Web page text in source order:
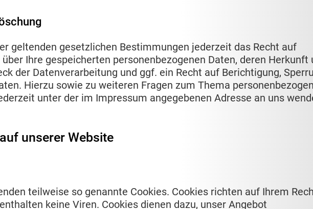
geltenden gesetzlichen Bestimmungen jederzeit das Recht auf
Ihre gespeicherten personenbezogenen Daten, deren Herkunft
der Datenverarbeitung und ggf. ein Recht auf Berichtigung,
Hierzu sowie zu weiteren Fragen zum Thema
unter der im Impressum angegebenen Adresse an uns
unserer Website
teilweise so genannte Cookies. Cookies richten auf Ihrem
keine Viren. Cookies dienen dazu, unser Angebot